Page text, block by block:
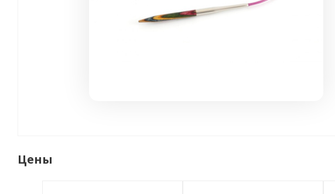
Цены